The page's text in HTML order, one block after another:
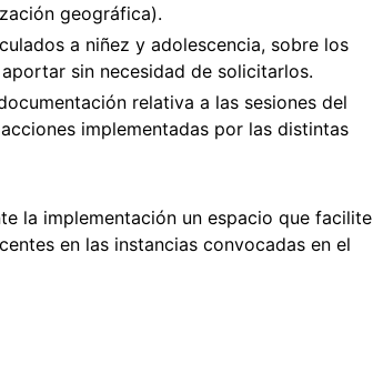
geográfica).
a niñez y adolescencia, sobre los
sin necesidad de solicitarlos.
relativa a las sesiones del
implementadas por las distintas
la implementación un espacio que facilite
en las instancias convocadas en el